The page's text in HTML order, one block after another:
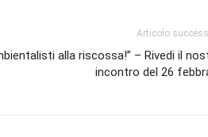
Articolo
alla riscossa!” – Rivedi il
incontro del 26